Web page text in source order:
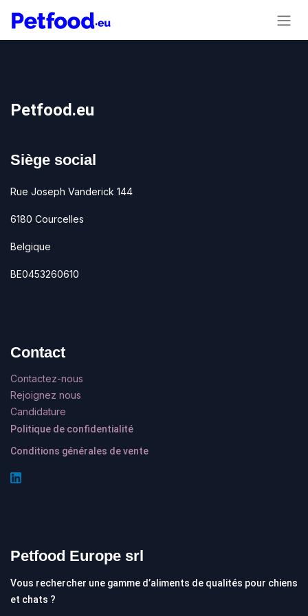
Petfood.eu
Siège social
Rue Joseph Vanderick 144
6180 Courcelles
Belgique
BE0453260610
Contact
Contactez-nous
Rejoignez nous
Candidature
Politique de confidentialité
Conditions générales de vente
Petfood Europe srl
Vous rechercher une gamme d’aliments de qualités pour chiens
et chats ?